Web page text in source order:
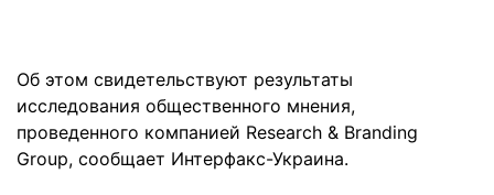
Об этом свидетельствуют результаты
исследования общественного мнения,
проведенного компанией Research & Branding
Group, сообщает Интерфакс-Украина.